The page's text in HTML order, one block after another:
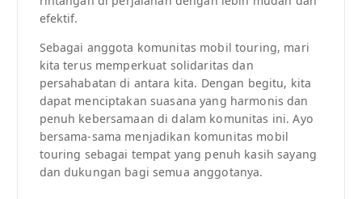
efektif.
Sebagai anggota komunitas mobil touring, mari
kita terus memperkuat solidaritas dan
persahabatan di antara kita. Dengan begitu, kita
dapat menciptakan suasana yang harmonis dan
penuh kebersamaan di dalam komunitas ini. Ayo
bersama-sama menjadikan komunitas mobil
touring sebagai tempat yang penuh kasih sayang
dan dukungan bagi semua anggotanya.